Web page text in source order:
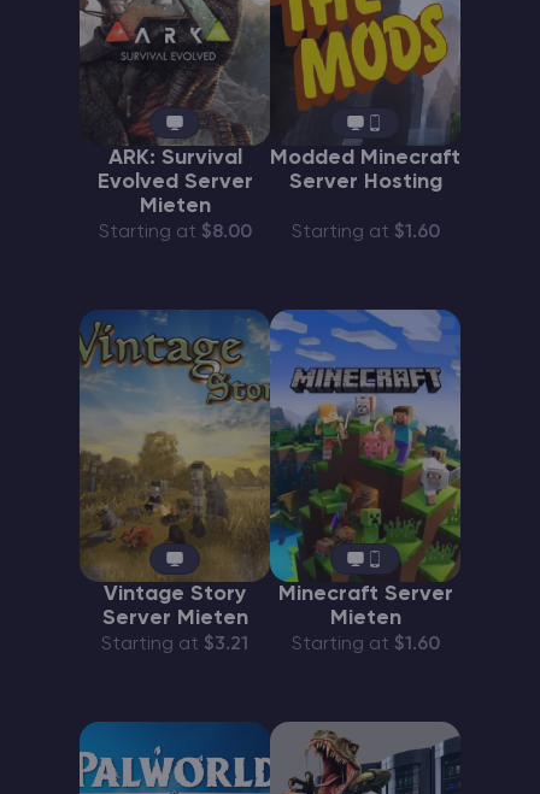
ARK: Survival
Evolved Server
Mieten
Starting at $8.00
Modded Minecraft
Server Hosting
Starting at $1.60
Vintage Story
Server Mieten
Starting at $3.21
Minecraft Server
Mieten
Starting at $1.60